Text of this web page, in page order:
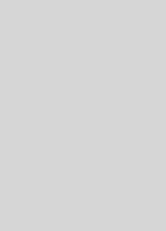
20:18 ┋ YENİ Parti'ye 8